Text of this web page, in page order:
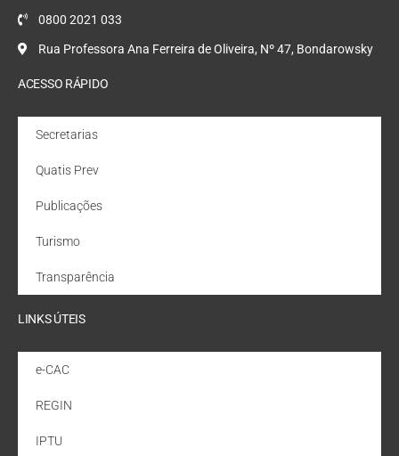
0800 2021 033
Rua Professora Ana Ferreira de Oliveira, Nº 47, Bondarowsky
ACESSO RÁPIDO
Secretarias
Quatis Prev
Publicações
Turismo
Transparência
LINKS ÚTEIS
e-CAC
REGIN
IPTU